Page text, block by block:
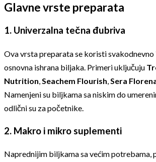
Glavne vrste preparata
1. Univerzalna tečna đubriva
Ova vrsta preparata se koristi
osnovna ishrana biljaka. Primeri uključuju
Nutrition,Seachem Flourish,Sera
Namenjeni su biljkama sa niskim do
odlični su za početnike.
2. Makro i mikro suplementi
Naprednijim biljkama sa većim potrebama,